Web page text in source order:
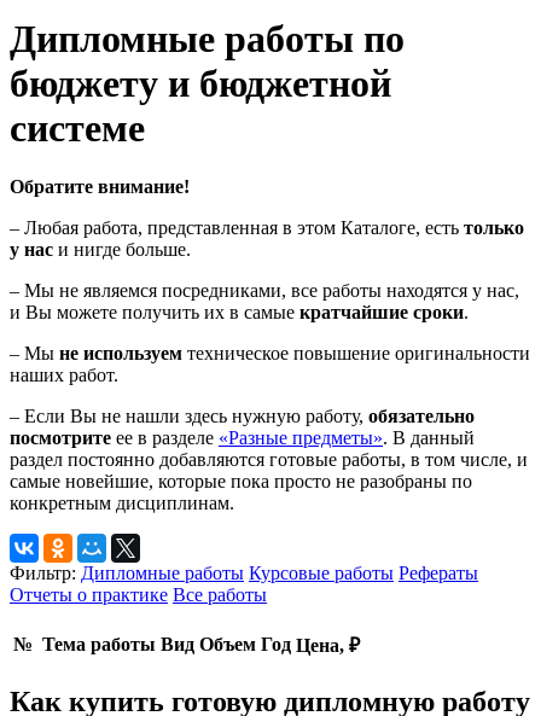
Дипломные работы по
бюджету и бюджетной
системе
Обратите внимание!
– Любая работа, представленная в этом Каталоге, есть только
у нас и нигде больше.
– Мы не являемся посредниками, все работы находятся у нас,
и Вы можете получить их в самые кратчайшие сроки.
– Мы не используем техническое повышение оригинальности
наших работ.
– Если Вы не нашли здесь нужную работу, обязательно
посмотрите ее в разделе «Разные предметы». В данный
раздел постоянно добавляются готовые работы, в том числе, и
самые новейшие, которые пока просто не разобраны по
конкретным дисциплинам.
Фильтр: Дипломные работы Курсовые работы Рефераты
Отчеты о практике Все работы
№ Тема работы Вид Объем Год Цена, ₽
Как купить готовую дипломную работу